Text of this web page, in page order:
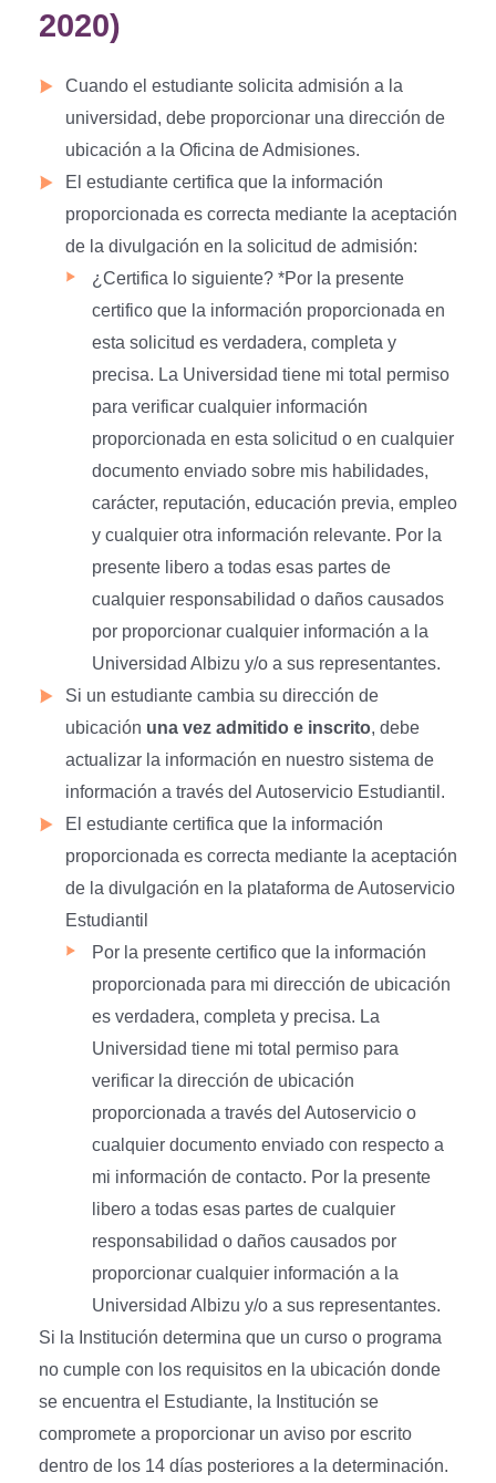
2020)
Cuando el estudiante solicita admisión a la
universidad, debe proporcionar una dirección de
ubicación a la Oficina de Admisiones.
El estudiante certifica que la información
proporcionada es correcta mediante la aceptación
de la divulgación en la solicitud de admisión:
¿Certifica lo siguiente? *Por la presente
certifico que la información proporcionada en
esta solicitud es verdadera, completa y
precisa. La Universidad tiene mi total permiso
para verificar cualquier información
proporcionada en esta solicitud o en cualquier
documento enviado sobre mis habilidades,
carácter, reputación, educación previa, empleo
y cualquier otra información relevante. Por la
presente libero a todas esas partes de
cualquier responsabilidad o daños causados
por proporcionar cualquier información a la
Universidad Albizu y/o a sus representantes.
Si un estudiante cambia su dirección de
ubicación una vez admitido e inscrito, debe
actualizar la información en nuestro sistema de
información a través del Autoservicio Estudiantil.
El estudiante certifica que la información
proporcionada es correcta mediante la aceptación
de la divulgación en la plataforma de Autoservicio
Estudiantil
Por la presente certifico que la información
proporcionada para mi dirección de ubicación
es verdadera, completa y precisa. La
Universidad tiene mi total permiso para
verificar la dirección de ubicación
proporcionada a través del Autoservicio o
cualquier documento enviado con respecto a
mi información de contacto. Por la presente
libero a todas esas partes de cualquier
responsabilidad o daños causados por
proporcionar cualquier información a la
Universidad Albizu y/o a sus representantes.
Si la Institución determina que un curso o programa
no cumple con los requisitos en la ubicación donde
se encuentra el Estudiante, la Institución se
compromete a proporcionar un aviso por escrito
dentro de los 14 días posteriores a la determinación.